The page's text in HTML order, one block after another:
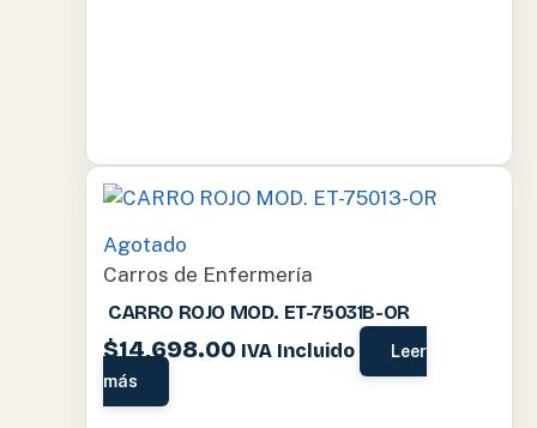
Agotado
Carros de Enfermería
CARRO ROJO MOD. ET-75031B-OR
$14,698.00 IVA Incluido
Leer
más